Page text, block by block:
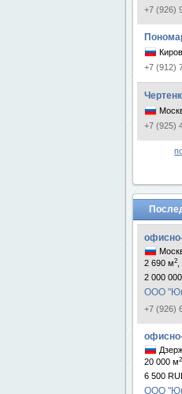
+7 (926)
Киров
+7 (912)
+7 (925)
2 690 м2
2 000
ООО
+7 (926)
20 000 м2
6 500
ООО